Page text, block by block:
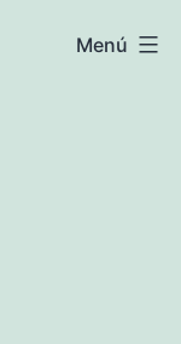
Menú